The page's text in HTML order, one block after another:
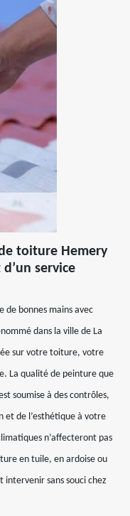
toiture Hemery
service
bonnes mains avec
dans la ville de La
sur votre toiture, votre
La qualité de peinture que
soumise à des contrôles,
et de l’esthétique à votre
n’affecteront pas
en tuile, en ardoise ou
sans souci chez